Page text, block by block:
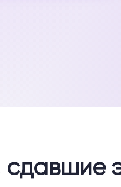
сдавшие